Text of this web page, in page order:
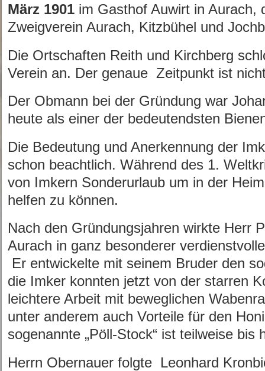
März 1901 im Gasthof Auwirt in Aurach,
Zweigverein Aurach, Kitzbühel und
Die Ortschaften Reith und Kirchberg
Verein an. Der genaue Zeitpunkt ist
Der Obmann bei der Gründung war
heute als einer der bedeutendsten
Die Bedeutung und Anerkennung der
schon beachtlich. Während des 1.
von Imkern Sonderurlaub um in der
helfen zu können.
Nach den Gründungsjahren wirkte Herr
Aurach in ganz besonderer
Er entwickelte mit seinem Bruder den
die Imker konnten jetzt von der starren
leichtere Arbeit mit beweglichen
unter anderem auch Vorteile für den
sogenannte „Pöll-Stock“ ist teilweise
Herrn Obernauer folgte Leonhard